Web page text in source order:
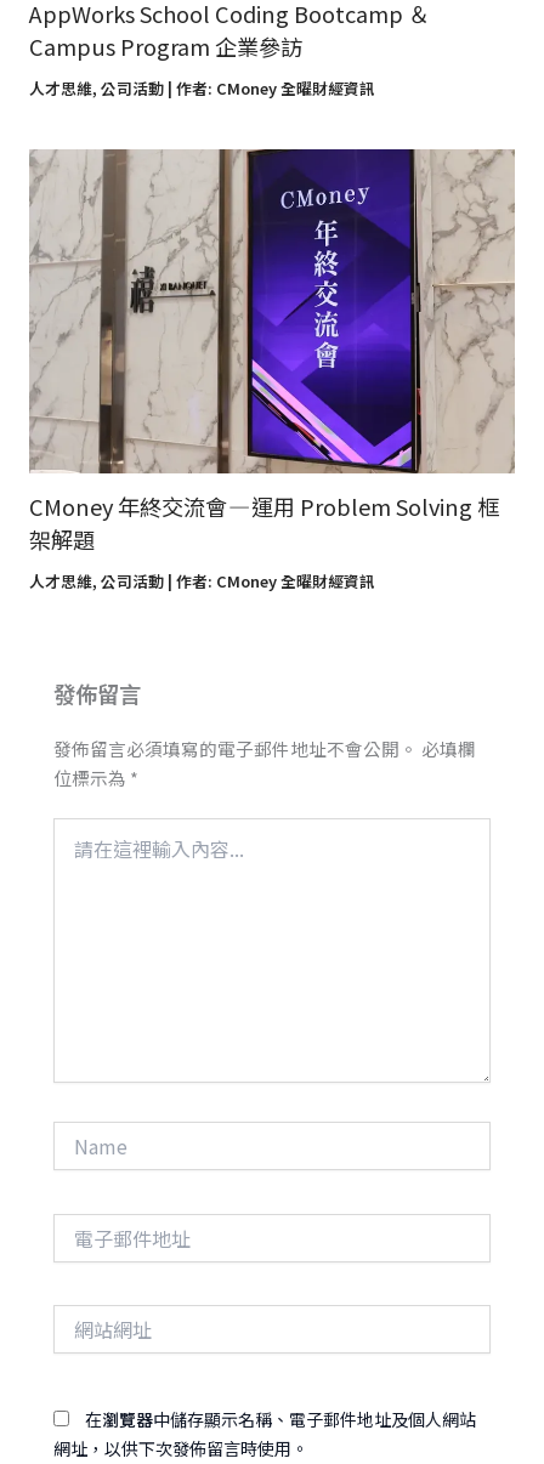
AppWorks School Coding Bootcamp ＆
Campus Program 企業參訪
人才思維, 公司活動| 作者: CMoney 全曜財經資訊
CMoney 年終交流會 — 運用 Problem Solving 框
架解題
人才思維, 公司活動| 作者: CMoney 全曜財經資訊
發佈留言
發佈留言必須填寫的電子郵件地址不會公開。 必填欄
位標示為 *
在瀏覽器中儲存顯示名稱、電子郵件地址及個人網站
網址，以供下次發佈留言時使用。